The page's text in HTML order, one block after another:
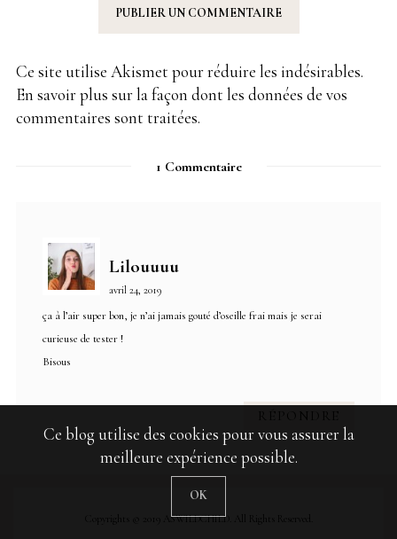
Ce site utilise Akismet pour réduire les indésirables.
En savoir plus sur la façon dont les données de vos
commentaires sont traitées.
1 Commentaire
Lilouuuu
avril 24, 2019
ça à l’air super bon, je n’ai jamais gouté d’oseille frai mais je serai
curieuse de tester !
Bisous
RÉPONDRE
Copyrights © 2019 ASWILDCHILD. All Rights Reserved.
Ce blog utilise des cookies pour vous assurer la
meilleure expérience possible.
OK